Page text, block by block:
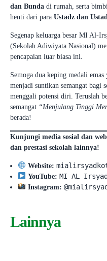
dan Bunda di rumah, serta
henti dari para Ustadz dan
Segenap keluarga besar MI Al-
(Sekolah Adiwiyata Nasional)
pencapaian luar biasa ini.
Semoga dua keping medali
menjadi suntikan semangat bagi
menggali potensi diri. Teruslah
semangat “Menjulang Tinggi
berada!
Kunjungi media sosial dan
dan prestasi sekolah lainnya!
Website:
YouTube: MI AL
Instagram:
Lainnya